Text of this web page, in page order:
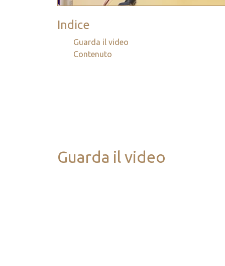
Indice
Guarda il video
Contenuto
Guarda il video